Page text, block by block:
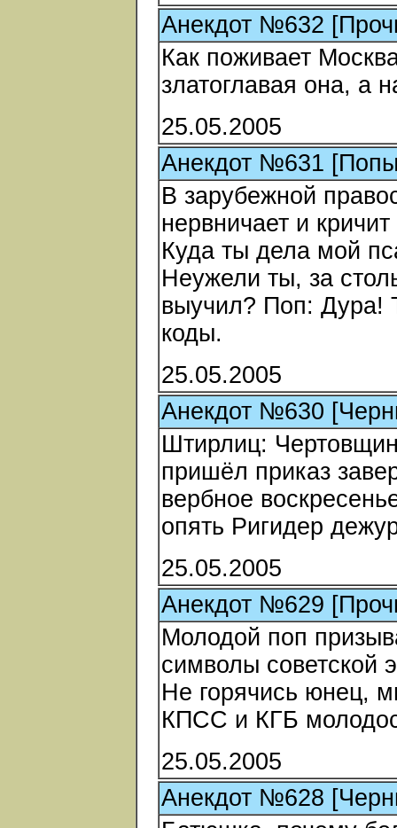
Анекдот №632
Как поживает
златоглавая она, а
25.05.2005
Анекдот №631
В зарубежной
нервничает и
Куда ты дела мой
Неужели ты, за
выучил? Поп:
коды.
25.05.2005
Анекдот №630
Штирлиц:
пришёл приказ
вербное
опять Ригидер
25.05.2005
Анекдот №629
Молодой поп
символы советской
Не горячись юнец,
КПСС и КГБ
25.05.2005
Анекдот №628